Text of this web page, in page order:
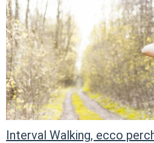
Interval Walking, ecco